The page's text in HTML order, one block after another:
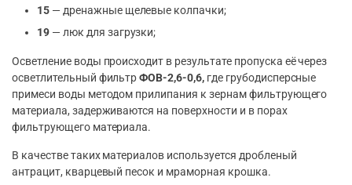
15— дренажные щелевые колпачки;
19— люк для загрузки;
Осветление воды происходит в результате пропуска её через
осветлительный фильтрФОВ-2,6-0,6, где грубодисперсные
примеси воды методом прилипания к зернам фильтрующего
материала, задерживаются на поверхности и в порах
фильтрующего материала.
В качестве таких материалов используется дробленый
антрацит, кварцевый песок и мраморная крошка.